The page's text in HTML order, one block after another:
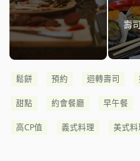
壽
鬆餅 預約 迴轉壽司
甜點 約會餐廳 早午餐
高CP值 義式料理 美式料